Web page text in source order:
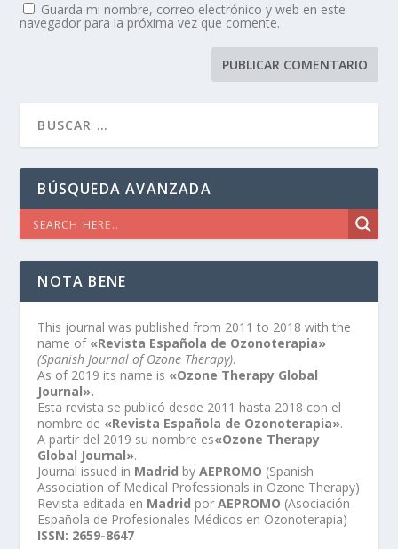
Guarda mi nombre, correo electrónico y web en este
navegador para la próxima vez que comente.
BÚSQUEDA AVANZADA
NOTA BENE
This journal was published from 2011 to 2018 with the
name of «Revista Española de Ozonoterapia»
(Spanish Journal of Ozone Therapy).
As of 2019 its name is «Ozone Therapy Global
Journal».
Esta revista se publicó desde 2011 hasta 2018 con el
nombre de «Revista Española de Ozonoterapia».
A partir del 2019 su nombre es«Ozone Therapy
Global Journal».
Journal issued in Madrid byAEPROMO (Spanish
Association of Medical Professionals in Ozone Therapy)
Revista editada en Madrid porAEPROMO (Asociación
Española de Profesionales Médicos en Ozonoterapia)
ISSN: 2659-8647